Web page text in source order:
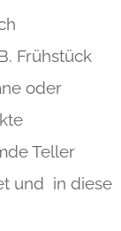
Frühstück
oder
Teller
und in diese